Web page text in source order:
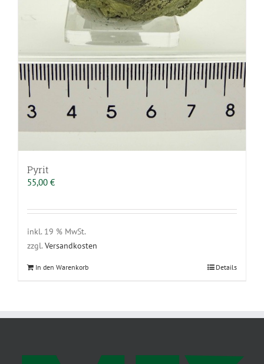
Pyrit
55,00 €
inkl. 19 % MwSt.
zzgl. Versandkosten
In den Warenkorb Details